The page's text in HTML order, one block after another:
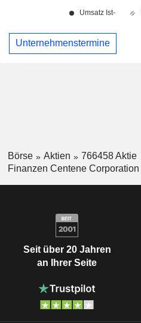
Unternehmenstermine
Börse Aktien
766458 Aktie
Finanzen Centene Corporation
Seit über 20 Jahren
an Ihrer Seite